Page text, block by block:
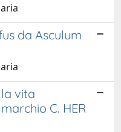
da Asculum
vita
C. HER